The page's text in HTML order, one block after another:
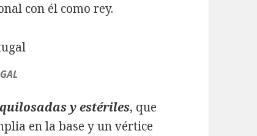
con él como rey.
y estériles, que
en la base y un vértice